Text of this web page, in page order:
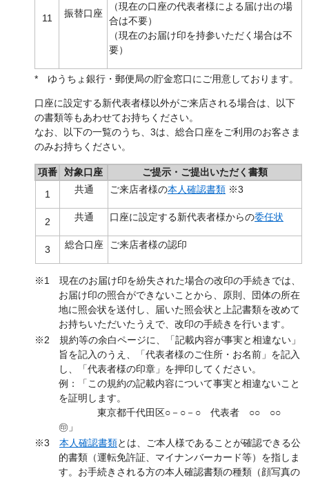
11 振替口座
（現在の口座の代表者様による届け出の場
合は不要）
（現在のお届け印を持参いただく場合は不
要）
* ゆうちょ銀行・郵便局の貯金窓口にご用意しております。
口座に設定する新代表者様以外がご来店される場合は、以下
の書類等もあわせてお持ちください。
なお、以下の一覧のうち、3は、総合口座をご利用のお客さま
のみお持ちください。
項番 対象口座
ご提示・ご提出いただく書類
1
共通 ご来店者様の本人確認書類 ※3
2 共通 口座に設定する新代表者様からの委任状
3 総合口座 ご来店者様の認印
※1 現在のお届け印を紛失された場合の改印の手続きでは、
お届け印の照合ができないことから、原則、団体の所在
地に照会状を送付し、届いた照会状と上記書類を改めて
お持ちいただいたうえで、改印の手続きを行います。
※2 規約等の余白ページに、「記載内容が事実と相違ない」
旨を記入のうえ、「代表者様のご住所・お名前」を記入
し、「代表者様の印章」を押印してください。
例：「この規約の記載内容について事実と相違ないこと
を証明します。
東京都千代田区○－○－○ 代表者 ○○ ○○
㊞」
※3 本人確認書類とは、ご本人様であることが確認できる公
的書類（運転免許証、マイナンバーカード等）を指しま
す。お手続きされる方の本人確認書類の種類（顔写真の